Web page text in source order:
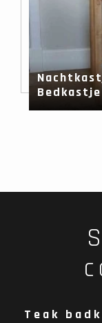
Bedkastje
Teak